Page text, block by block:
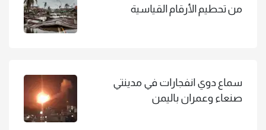
من تحطيم الأرقام القياسية
سماع دوي انفجارات في مدينتي
صنعاء وعمران باليمن